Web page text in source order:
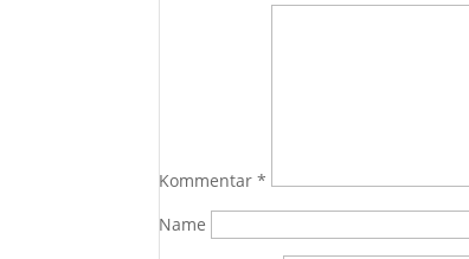
Kommentar*
Name